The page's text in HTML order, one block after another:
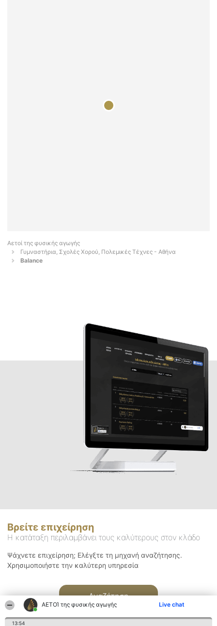
ΑΕΤΟΊ της φυσικής αγωγής Live chat
13:54
Αετοί της φυσικής αγωγής
Γυμναστήρια, Σχολές Χορού, Πολεμικές Τέχνες - Αθήνα
Balance
Βρείτε επιχείρηση
Η κατάταξη περιλαμβάνει τους καλύτερους στον κλάδο
Ψάχνετε επιχείρηση; Ελέγξτε τη μηχανή αναζήτησης.
Χρησιμοποιήστε την καλύτερη υπηρεσία
Αναζήτηση